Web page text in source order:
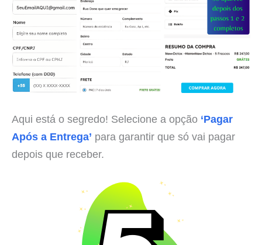
Aqui está o segredo! Selecione a opção ‘Pagar
Após a Entrega’ para garantir que só vai pagar
depois que receber.